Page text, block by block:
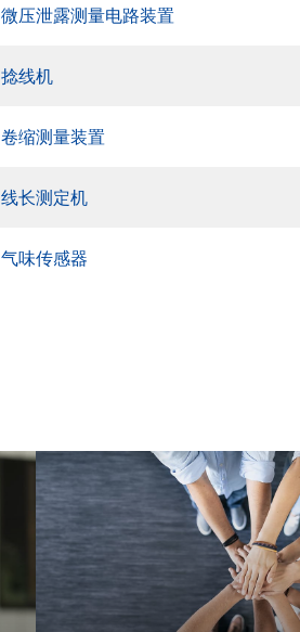
微压泄露测量电路装置
捻线机
卷缩测量装置
线长测定机
气味传感器